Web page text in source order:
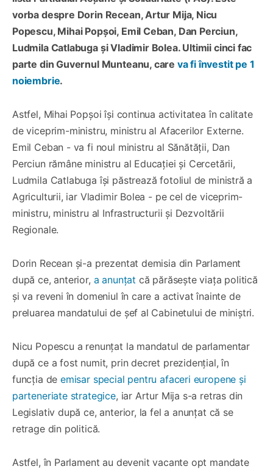
vorba despre Dorin Recean, Artur Mija, Nicu
Popescu, Mihai Popșoi, Emil Ceban, Dan Perciun,
Ludmila Catlabuga și Vladimir Bolea. Ultimii cinci fac
parte din Guvernul Munteanu, care va fi învestit pe 1
noiembrie.
Astfel, Mihai Popșoi își continua activitatea în calitate
de viceprim-ministru, ministru al Afacerilor Externe.
Emil Ceban - va fi noul ministru al Sănătății, Dan
Perciun rămâne ministru al Educației și Cercetării,
Ludmila Catlabuga își păstrează fotoliul de ministră a
Agriculturii, iar Vladimir Bolea - pe cel de viceprim-
ministru, ministru al Infrastructurii și Dezvoltării
Regionale.
Dorin Recean și-a prezentat demisia din Parlament
după ce, anterior, a anunțat că părăsește viața politică
și va reveni în domeniul în care a activat înainte de
preluarea mandatului de șef al Cabinetului de miniștri.
Nicu Popescu a renunțat la mandatul de parlamentar
după ce a fost numit, prin decret prezidențial, în
funcția deemisar special pentru afaceri europene și
parteneriate strategice, iar Artur Mija s-a retras din
Legislativ după ce, anterior, la fel a anunțat că se
retrage din politică.
Astfel, în Parlament au devenit vacante opt mandate